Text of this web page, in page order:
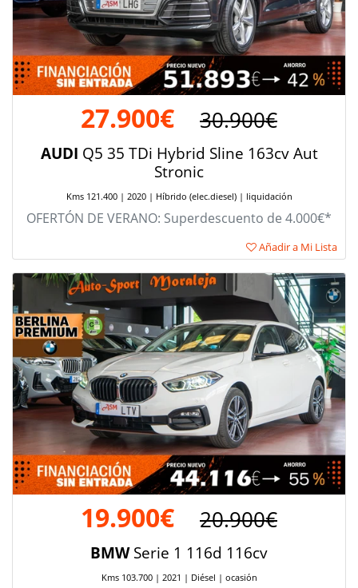
27.900€ 30.900€
AUDI Q5 35 TDi Hybrid Sline 163cv Aut
Stronic
Kms 121.400 | 2020 | Híbrido (elec.diesel) | liquidación
OFERTÓN DE VERANO: Superdescuento de 4.000€*
Añadir a Mi Lista
19.900€ 20.900€
BMWSerie 1 116d 116cv
Kms 103.700 | 2021 | Diésel | ocasión